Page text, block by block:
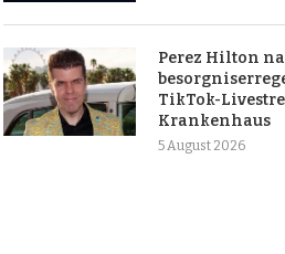
Perez Hilton
TikTok-
Krankenhaus
5 August 2026